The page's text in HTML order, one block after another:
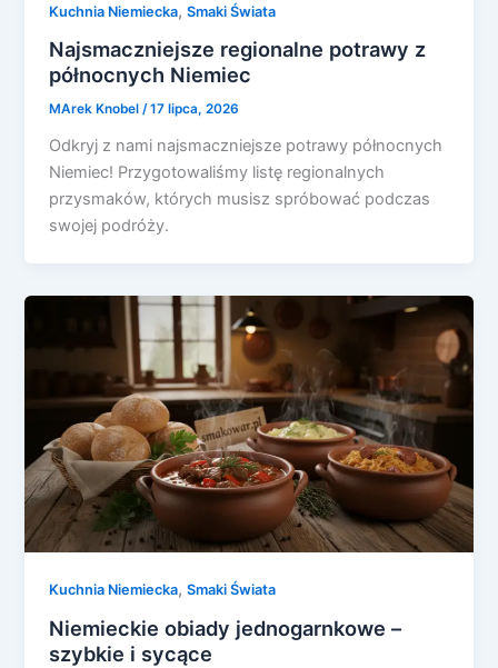
Kuchnia Niemiecka,Smaki Świata
Najsmaczniejsze regionalne potrawy z
północnych Niemiec
MArek Knobel/17 lipca, 2026
Odkryj z nami najsmaczniejsze potrawy północnych
Niemiec! Przygotowaliśmy listę regionalnych
przysmaków, których musisz spróbować podczas
swojej podróży.
Kuchnia Niemiecka,Smaki Świata
Niemieckie obiady jednogarnkowe –
szybkie i sycące